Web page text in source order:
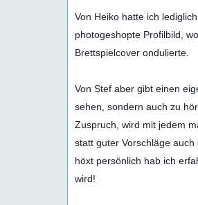
Von Heiko hatte ich
photogeshopte Profilbild,
Brettspielcover ondulierte.
Von Stef aber gibt einen
sehen, sondern auch zu
Zuspruch, wird mit jedem
statt guter Vorschläge
höxt persönlich hab ich
wird!